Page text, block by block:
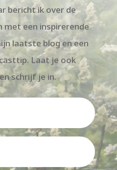
bericht ik over de
met een inspirerende
laatste blog en een
Laat je ook
schrijf je in.